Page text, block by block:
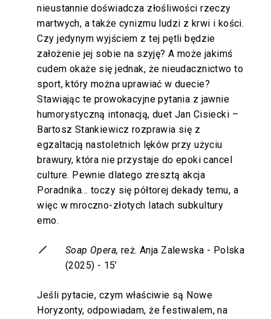
nieustannie doświadcza złośliwości rzeczy
martwych, a także cynizmu ludzi z krwi i kości.
Czy jedynym wyjściem z tej pętli będzie
założenie jej sobie na szyję? A może jakimś
cudem okaże się jednak, że nieudacznictwo to
sport, który można uprawiać w duecie?
Stawiając te prowokacyjne pytania z jawnie
humorystyczną intonacją, duet Jan Cisiecki –
Bartosz Stankiewicz rozprawia się z
egzaltacją nastoletnich lęków przy użyciu
brawury, która nie przystaje do epoki cancel
culture. Pewnie dlatego zresztą akcja
Poradnika… toczy się półtorej dekady temu, a
więc w mroczno-złotych latach subkultury
emo.
Soap Opera, reż. Anja Zalewska - Polska
(2025) - 15’
Jeśli pytacie, czym właściwie są Nowe
Horyzonty, odpowiadam, że festiwalem, na